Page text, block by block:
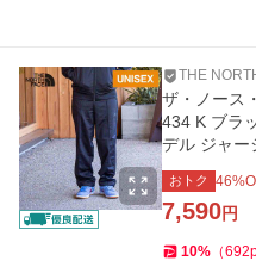
THE
ザ・ノース
434 K ブラ
デル ジャー
パンツ
おトク 46
7,590円
10% （692